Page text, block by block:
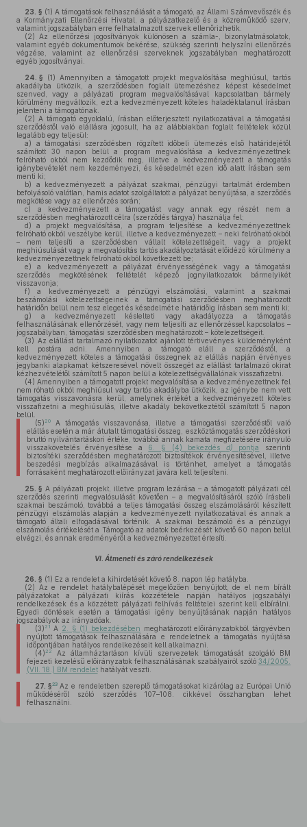
23. § (1) A támogatások felhasználását a támogató, az Állami Számvevőszék és
a Kormányzati Ellenőrzési Hivatal, a pályázatkezelő és a közreműködő szerv,
valamint jogszabályban erre felhatalmazott szervek ellenőrizhetik.
(2) Az ellenőrzési jogosítványok különösen a számla-, bizonylatmásolatok,
valamint egyéb dokumentumok bekérése, szükség szerinti helyszíni ellenőrzés
végzése, valamint az ellenőrzési szerveknek jogszabályban meghatározott
egyéb jogosítványai.
24. § (1) Amennyiben a támogatott projekt megvalósítása meghiúsul, tartós
akadályba ütközik, a szerződésben foglalt ütemezéshez képest késedelmet
szenved, vagy a pályázati program megvalósításával kapcsolatban bármely
körülmény megváltozik, ezt a kedvezményezett köteles haladéktalanul írásban
jelenteni a támogatónak.
(2) A támogató egyoldalú, írásban előterjesztett nyilatkozatával a támogatási
szerződéstől való elállásra jogosult, ha az alábbiakban foglalt feltételek közül
legalább egy teljesül:
a) a támogatási szerződésben rögzített időbeli ütemezés első határidejétől
számított 30 napon belül a program megvalósítása a kedvezményezettnek
felróható okból nem kezdődik meg, illetve a kedvezményezett a támogatás
igénybevételét nem kezdeményezi, és késedelmét ezen idő alatt írásban sem
menti ki;
b) a kedvezményezett a pályázat szakmai, pénzügyi tartalmát érdemben
befolyásoló valótlan, hamis adatot szolgáltatott a pályázat benyújtása, a szerződés
megkötése vagy az ellenőrzés során;
c) a kedvezményezett a támogatást vagy annak egy részét nem a
szerződésben meghatározott célra (szerződés tárgya) használja fel;
d) a projekt megvalósítása, a program teljesítése a kedvezményezettnek
felróható okból veszélybe kerül, illetve a kedvezményezett – neki felróható okból
– nem teljesíti a szerződésben vállalt kötelezettségeit, vagy a projekt
meghiúsulását vagy a megvalósítás tartós akadályoztatását előidéző körülmény a
kedvezményezettnek felróható okból következett be;
e) a kedvezményezett a pályázat érvényességének vagy a támogatási
szerződés megkötésének feltételét képező jognyilatkozatok bármelyikét
visszavonja;
f) a kedvezményezett a pénzügyi elszámolási, valamint a szakmai
beszámolási kötelezettségeinek a támogatási szerződésben meghatározott
határidőn belül nem tesz eleget és késedelmét e határidőig írásban sem menti ki;
g) a kedvezményezett késlelteti vagy akadályozza a támogatás
felhasználásának ellenőrzését, vagy nem teljesíti az ellenőrzéssel kapcsolatos –
jogszabályban, támogatási szerződésben meghatározott – kötelezettségeit.
(3) Az elállást tartalmazó nyilatkozatot ajánlott tértivevényes küldeményként
kell postára adni. Amennyiben a támogató eláll a szerződéstől, a
kedvezményezett köteles a támogatási összegnek az elállás napján érvényes
jegybanki alapkamat kétszeresével növelt összegét az elállást tartalmazó okirat
kézhezvételétől számított 5 napon belül a kötelezettségvállalónak visszafizetni.
(4) Amennyiben a támogatott projekt megvalósítása a kedvezményezettnek fel
nem róható okból meghiúsul vagy tartós akadályba ütközik, az igénybe nem vett
támogatás visszavonásra kerül, amelynek értékét a kedvezményezett köteles
visszafizetni a meghiúsulás, illetve akadály bekövetkeztétől számított 5 napon
belül.
(5) 20A támogatás visszavonása, illetve a támogatási szerződéstől való
elállás esetén a már átutalt támogatási összeg, eszköztámogatás szerződéskori
bruttó nyilvántartáskori értéke, továbbá annak kamata megfizetésére irányuló
visszakövetelés érvényesítése a 6. § (4) bekezdés d) pontja
szerinti
biztosítéki szerződésben meghatározott biztosítékok érvényesítésével, illetve
beszedési megbízás alkalmazásával is történhet, amelyet a támogatás
forrásaként meghatározott előirányzat javára kell teljesíteni.
25. § A pályázati projekt, illetve program lezárása – a támogatott pályázati cél
szerződés szerinti megvalósulását követően – a megvalósításáról szóló írásbeli
szakmai beszámoló, továbbá a teljes támogatási összeg elszámolásáról készített
pénzügyi elszámolás alapján a kedvezményezett nyilatkozatával és annak a
támogató általi elfogadásával történik. A szakmai beszámoló és a pénzügyi
elszámolás értékelését a Támogató az adatok beérkezését követő 60 napon belül
elvégzi, és annak eredményéről a kedvezményezettet értesíti.
VI. Átmeneti és záró rendelkezések
26. § (1) Ez a rendelet a kihirdetését követő 8. napon lép hatályba.
(2) Az e rendelet hatálybalépését megelőzően benyújtott, de el nem bírált
pályázatokat a pályázati kiírás közzététele napján hatályos jogszabályi
rendelkezések és a közzétett pályázati felhívás feltételei szerint kell elbírálni.
Egyedi döntések esetén a támogatási igény benyújtásának napján hatályos
jogszabályok az irányadóak.
(3) 21 A 2. § (1) bekezdésében meghatározott előirányzatokból tárgyévben
nyújtott támogatások felhasználására e rendeletnek a támogatás nyújtása
időpontjában hatályos rendelkezéseit kell alkalmazni.
(4) 22
Az államháztartáson kívüli szervezetek támogatását szolgáló BM
fejezeti kezelésű előirányzatok felhasználásának szabályairól szóló 34/2005.
(VII. 18.) BM rendelethatályát veszti.
27. §23 Az e rendeletben szereplő támogatásokat kizárólag az Európai Unió
működéséről szóló szerződés 107–108. cikkével összhangban lehet
felhasználni.